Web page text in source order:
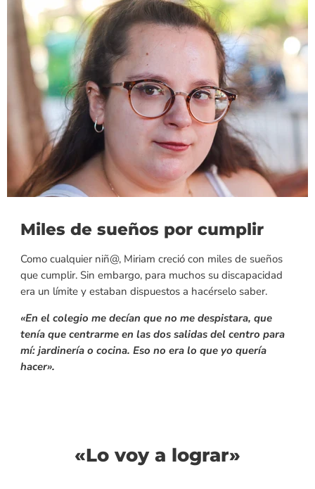
Miles de sueños por cumplir
Como cualquier niñ@, Miriam creció con miles de sueños
que cumplir. Sin embargo, para muchos su discapacidad
era un límite y estaban dispuestos a hacérselo saber.
«En el colegio me decían que no me despistara, que
tenía que centrarme en las dos salidas del centro para
mí: jardinería o cocina. Eso no era lo que yo quería
hacer».
«Lo voy a lograr»